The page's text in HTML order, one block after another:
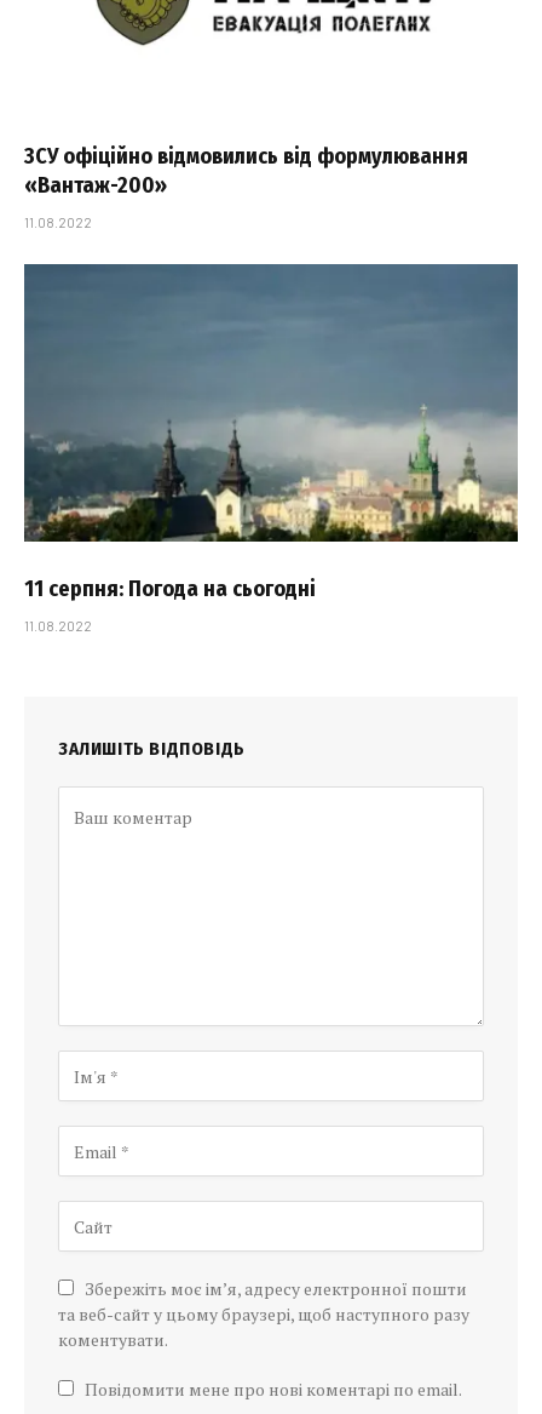
ЗСУ офіційно відмовились від формулювання
«Вантаж-200»
11.08.2022
11 серпня: Погода на сьогодні
11.08.2022
ЗАЛИШІТЬ ВІДПОВІДЬ
Збережіть моє ім’я, адресу електронної пошти
та веб-сайт у цьому браузері, щоб наступного разу
коментувати.
Повідомити мене про нові коментарі по email.